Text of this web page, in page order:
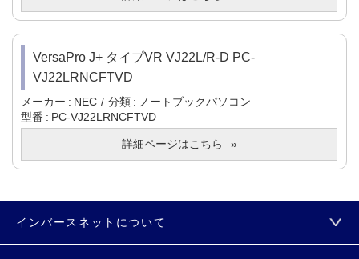
VersaPro J+ タイプVR VJ22L/R-D PC-
VJ22LRNCFTVD
メーカー NEC 分類
ノートブックパソコン
型番
PC-VJ22LRNCFTVD
詳細ページはこちら
インバースネットについて